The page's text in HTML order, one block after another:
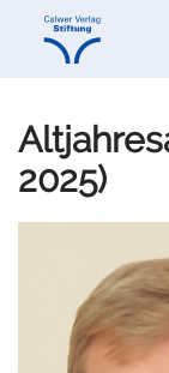
Direkt
Direkt
2025)